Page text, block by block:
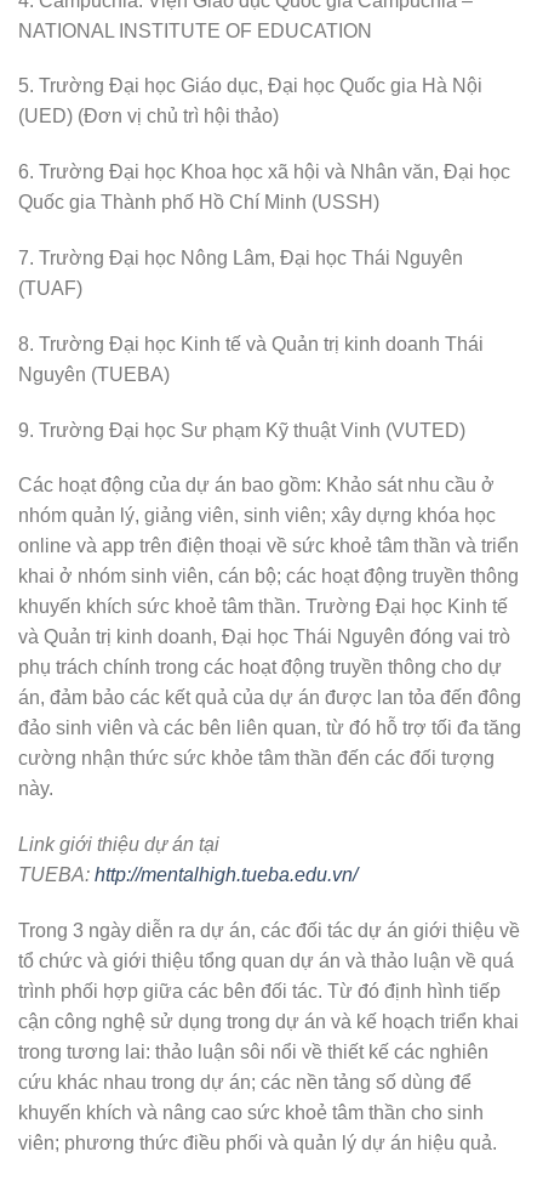
NATIONAL INSTITUTE OF EDUCATION
5. Trường Đại học Giáo dục, Đại học Quốc gia Hà Nội
(UED) (Đơn vị chủ trì hội thảo)
6. Trường Đại học Khoa học xã hội và Nhân văn, Đại học
Quốc gia Thành phố Hồ Chí Minh (USSH)
7. Trường Đại học Nông Lâm, Đại học Thái Nguyên
(TUAF)
8. Trường Đại học Kinh tế và Quản trị kinh doanh Thái
Nguyên (TUEBA)
9. Trường Đại học Sư phạm Kỹ thuật Vinh (VUTED)
Các hoạt động của dự án bao gồm: Khảo sát nhu cầu ở
nhóm quản lý, giảng viên, sinh viên; xây dựng khóa học
online và app trên điện thoại về sức khoẻ tâm thần và triển
khai ở nhóm sinh viên, cán bộ; các hoạt động truyền thông
khuyến khích sức khoẻ tâm thần. Trường Đại học Kinh tế
và Quản trị kinh doanh, Đại học Thái Nguyên đóng vai trò
phụ trách chính trong các hoạt động truyền thông cho dự
án, đảm bảo các kết quả của dự án được lan tỏa đến đông
đảo sinh viên và các bên liên quan, từ đó hỗ trợ tối đa tăng
cường nhận thức sức khỏe tâm thần đến các đối tượng
này.
Link giới thiệu dự án tại
TUEBA: http://mentalhigh.tueba.edu.vn/
Trong 3 ngày diễn ra dự án, các đối tác dự án giới thiệu về
tổ chức và giới thiệu tổng quan dự án và thảo luận về quá
trình phối hợp giữa các bên đối tác. Từ đó định hình tiếp
cận công nghệ sử dụng trong dự án và kế hoạch triển khai
trong tương lai: thảo luận sôi nổi về thiết kế các nghiên
cứu khác nhau trong dự án; các nền tảng số dùng để
khuyến khích và nâng cao sức khoẻ tâm thần cho sinh
viên; phương thức điều phối và quản lý dự án hiệu quả.